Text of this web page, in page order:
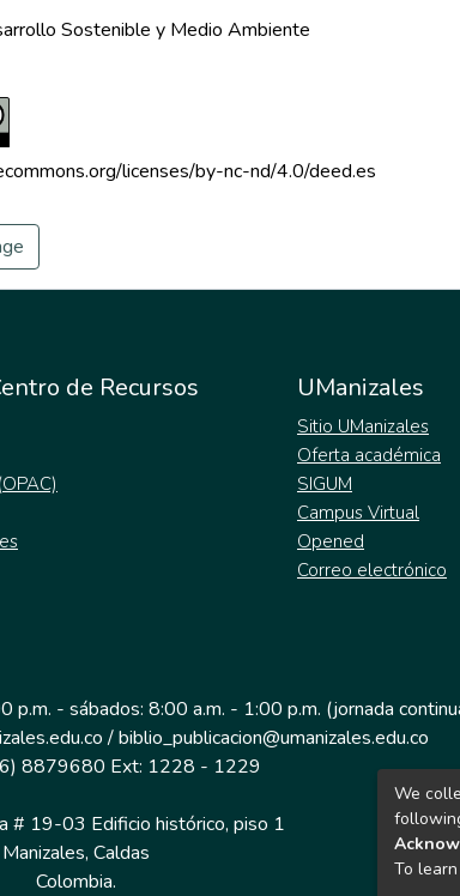
Sostenible y Medio Ambiente
licenses/by-nc-nd/4.0/deed.es
de Recursos UManizales
Sitio UManizales
Oferta académica
SIGUM
Campus Virtual
Opened
Correo electrónico
p.m. - sábados: 8:00 a.m. - 1:00 p.m. (jornada
/ biblio_publicacion@umanizales.edu.co
8879680 Ext: 1228 - 1229
# 19-03 Edificio histórico, piso 1
Manizales, Caldas
Colombia.
We
To